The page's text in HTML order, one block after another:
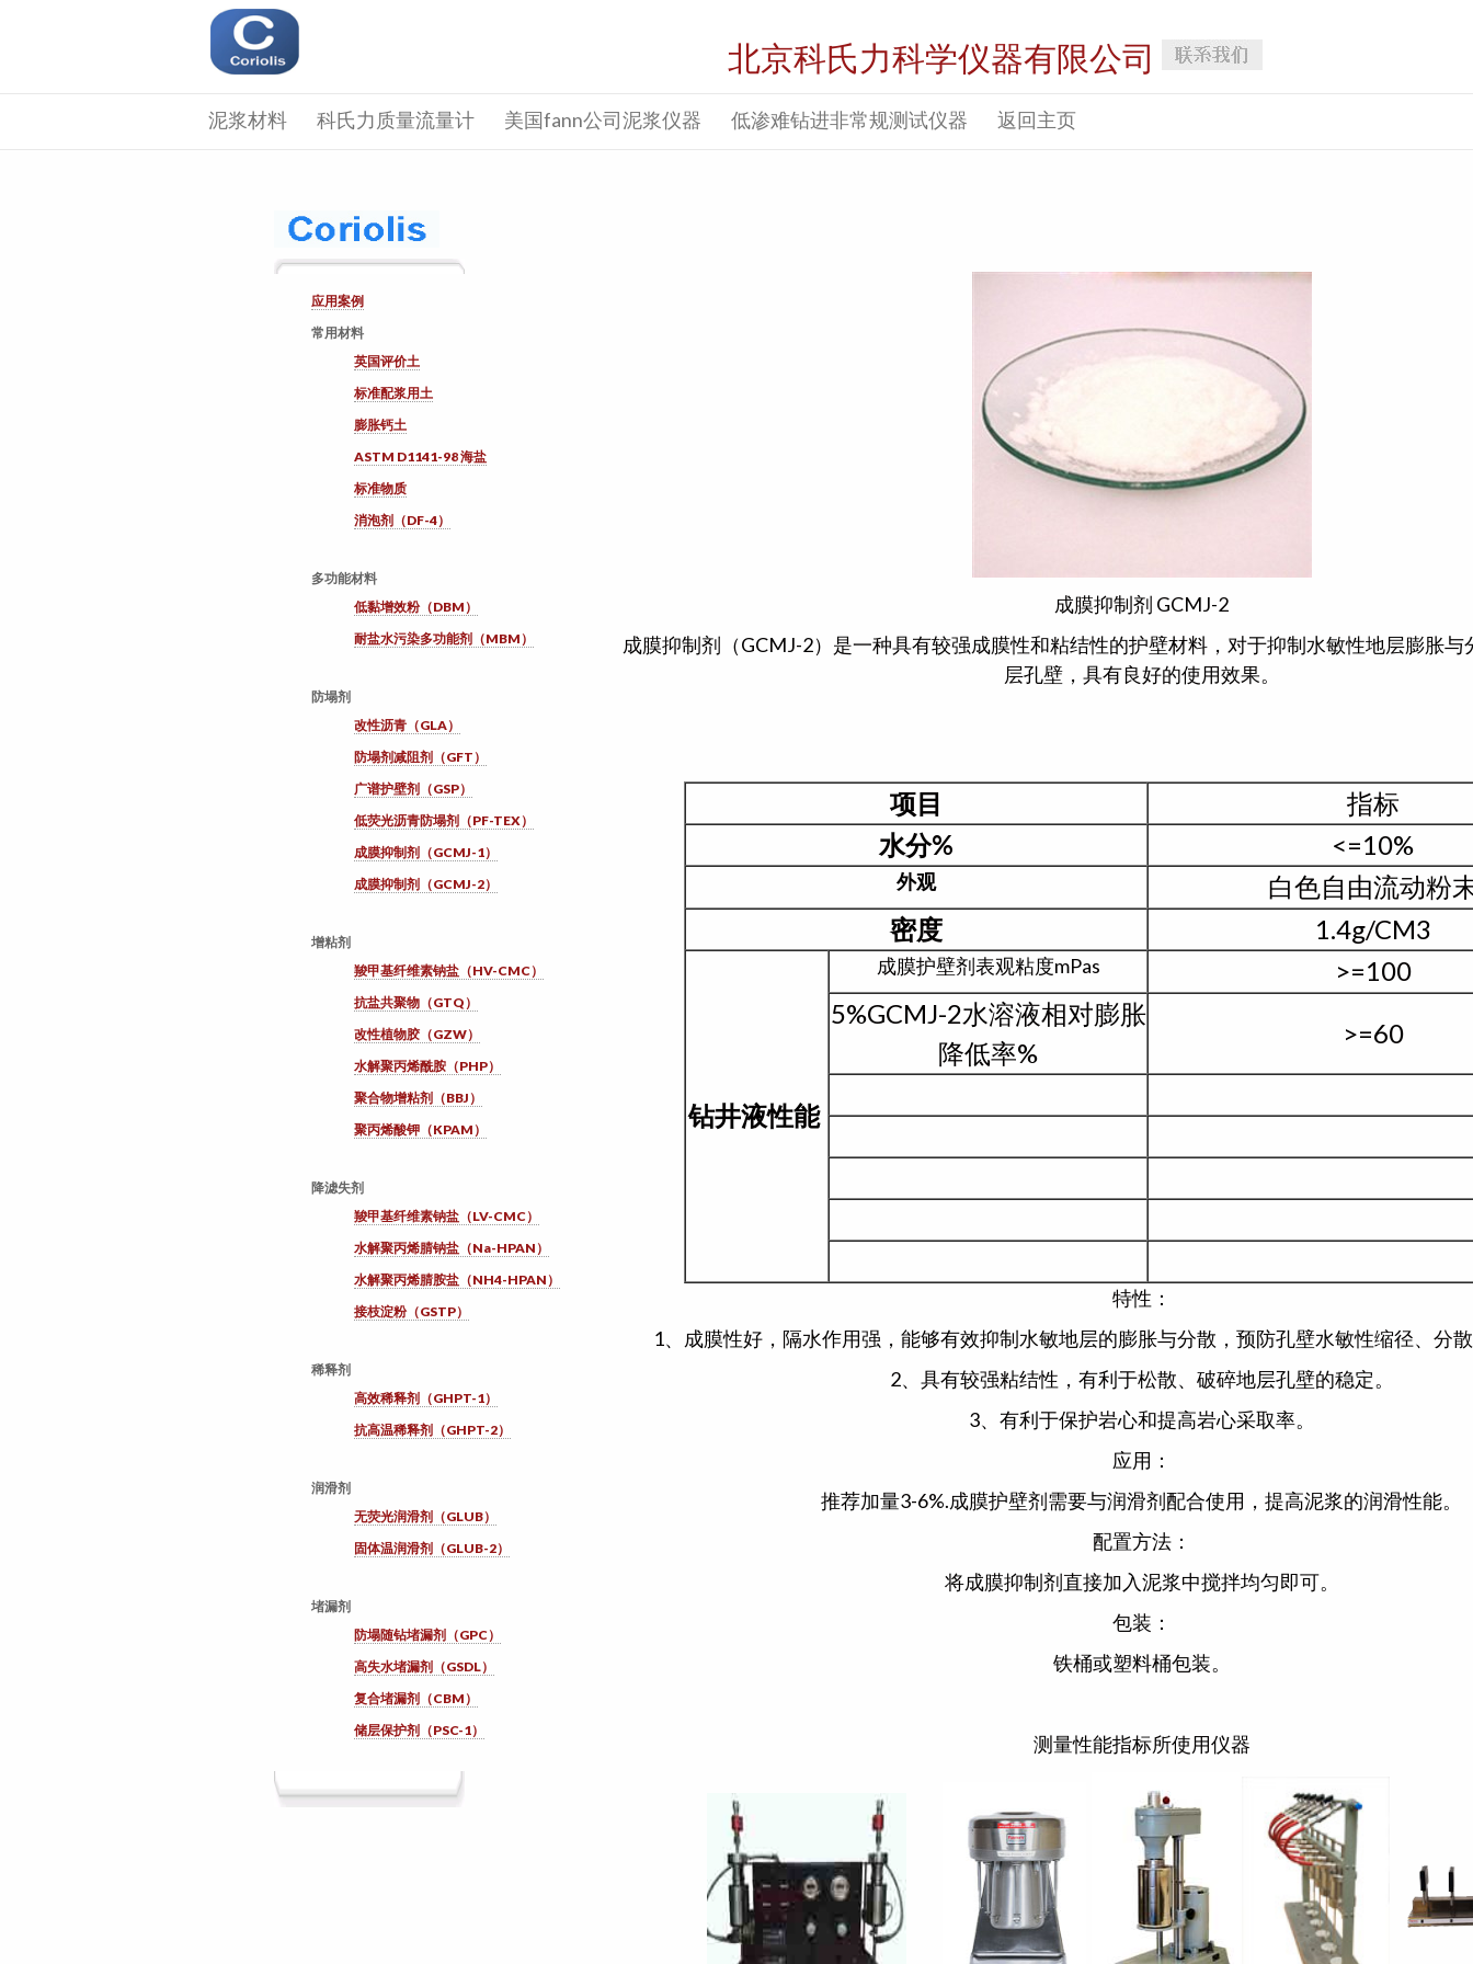
北京科氏力科学仪器有限公司
泥浆材料 科氏力质量流量计 美国fann公司泥浆仪器 低渗难钻进非常规测试仪器 返回主页
应用案例
常用材料
英国评价土
标准配浆用土
膨胀钙土
ASTM D1141-98 海盐
标准物质
消泡剂（DF-4）
多功能材料
低黏增效粉（DBM）
耐盐水污染多功能剂（MBM）
防塌剂
改性沥青（GLA）
防塌剂减阻剂（GFT）
广谱护壁剂（GSP）
低荧光沥青防塌剂（PF-TEX）
成膜抑制剂（GCMJ-1）
成膜抑制剂（GCMJ-2）
增粘剂
羧甲基纤维素钠盐（HV-CMC）
抗盐共聚物（GTQ）
改性植物胶（GZW）
水解聚丙烯酰胺（PHP）
聚合物增粘剂（BBJ）
聚丙烯酸钾（KPAM）
降滤失剂
羧甲基纤维素钠盐（LV-CMC）
水解聚丙烯腈钠盐（Na-HPAN）
水解聚丙烯腈胺盐（NH4-HPAN）
接枝淀粉（GSTP）
稀释剂
高效稀释剂（GHPT-1）
抗高温稀释剂（GHPT-2）
润滑剂
无荧光润滑剂（GLUB）
固体温润滑剂（GLUB-2）
堵漏剂
防塌随钻堵漏剂（GPC）
高失水堵漏剂（GSDL）
复合堵漏剂（CBM）
储层保护剂（PSC-1）
成膜抑制剂 GCMJ-2
成膜抑制剂（GCMJ-2）是一种具有较强成膜性和粘结性的护壁材料，对于抑制水敏性地层膨胀
层孔壁，具有良好的使用效果。
项目
指标
水分%
<=10%
外观
白色自由流动粉
密度
1.4g/CM3
钻井液性能
成膜护壁剂表观粘度mPas
>=100
5%GCMJ-2水溶液相对膨胀
降低率%
>=60
特性：
1、成膜性好，隔水作用强，能够有效抑制水敏地层的膨胀与分散，预防孔壁水敏性缩径、分
2、具有较强粘结性，有利于松散、破碎地层孔壁的稳定。
3、有利于保护岩心和提高岩心采取率。
应用：
推荐加量3-6%.成膜护壁剂需要与润滑剂配合使用，提高泥浆的润滑性能。
配置方法：
将成膜抑制剂直接加入泥浆中搅拌均匀即可。
包装：
铁桶或塑料桶包装。
测量性能指标所使用仪器